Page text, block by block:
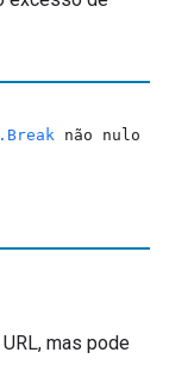
não nulo
mas pode